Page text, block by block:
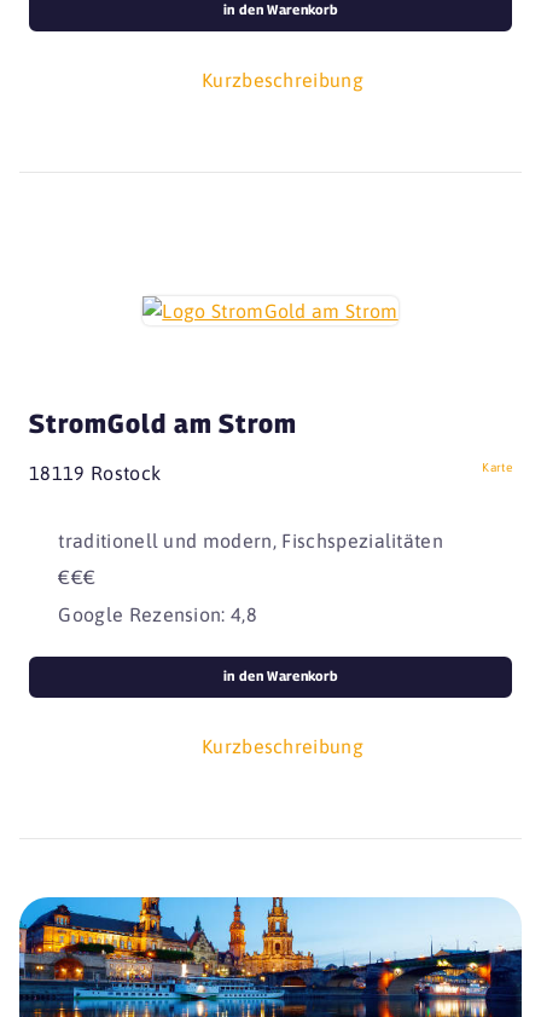
Kurzbeschreibung
in den Warenkorb
StromGold am Strom
18119 Rostock Karte
traditionell und modern, Fischspezialitäten
€€€
Google Rezension: 4,8
Kurzbeschreibung
in den Warenkorb